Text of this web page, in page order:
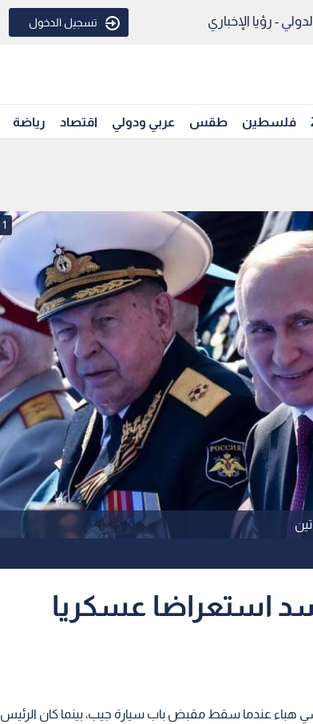
- رؤيا الإخباري تسجيل الدخول
فلسطين طقس عربي ودولي اقتصاد رياضة
1
استعراضا عسكريا
هباء عندما سقط مقبض باب سيارة جيب، بينما كان الرئيس